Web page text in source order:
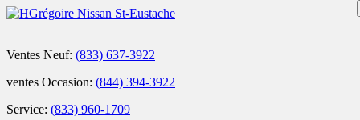
Ventes Neuf: (833) 637-3922
ventes Occasion: (844) 394-3922
Service: (833) 960-1709